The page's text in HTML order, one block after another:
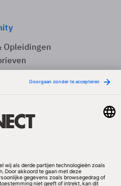
Opleidingen